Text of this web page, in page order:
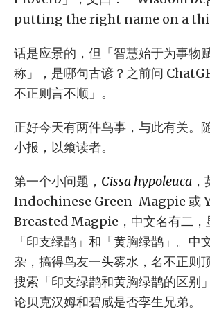
putting the right name on a
话是应景的，但「智慧始于为事物
称」，是哪句古谚？之前问
不正则言不顺」。
正好今天有两件鸟事，与此有关。
小报，以飨读者。
第一个小问题， Cissa hypoleuca
Indochinese Green-Magpie 或
Breasted Magpie，中文名有二，
「印支绿鹊」和「黄胸绿鹊」。中
杂，搞得鸟友一头雾水，名不正则
搜索「印支绿鹊和黄胸绿鹊的区别
论贝克汉姆和碧咸是否孪生兄弟。